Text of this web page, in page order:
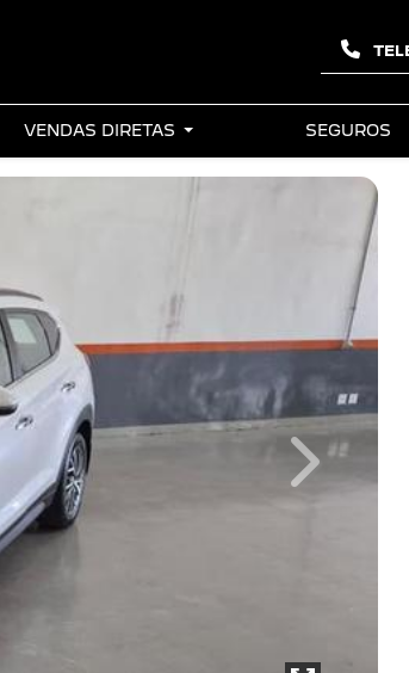
VENDAS DIRETAS SEGUROS
Next